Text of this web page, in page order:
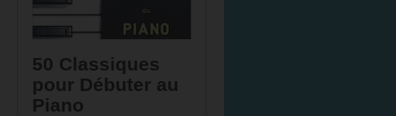
50 Classiques
pour Débuter au
Piano